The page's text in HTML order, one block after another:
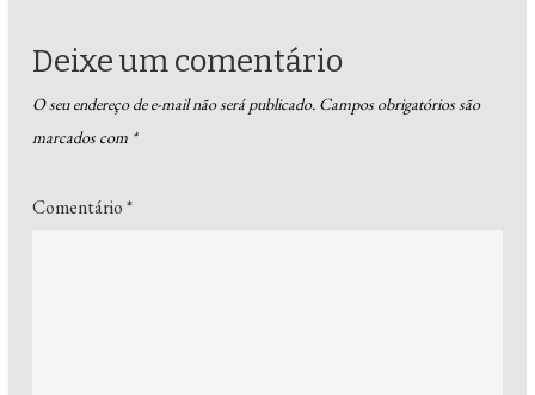
Deixe um comentário
O seu endereço de e-mail não será publicado. Campos obrigatórios são
marcados com *
Comentário*